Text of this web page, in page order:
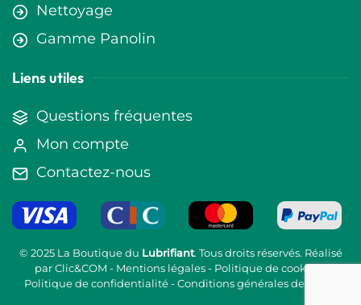
Nettoyage
Gamme Panolin
Liens utiles
Questions fréquentes
Mon compte
Contactez-nous
© 2025 La Boutique du Lubrifiant. Tous droits réservés. Réalisé
parClic&COM - Mentions légales- Politique de cookies-
Politique de confidentialité-Conditions générales de vente